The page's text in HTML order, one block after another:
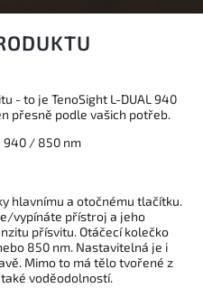
- to je TenoSight L-DUAL 940
přesně podle vašich potřeb.
940 / 850 nm
hlavnímu a otočnému tlačítku.
vypínáte přístroj a jeho
přísvitu. Otáčecí kolečko
850 nm. Nastavitelná je i
Mimo to má tělo tvořené z
voděodolností.